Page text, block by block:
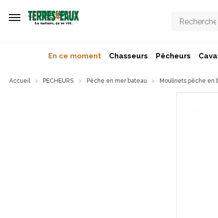
En ce moment Chasseurs Pêcheurs
Accueil PECHEURS Pêche en mer bateau Moulinets pêche en